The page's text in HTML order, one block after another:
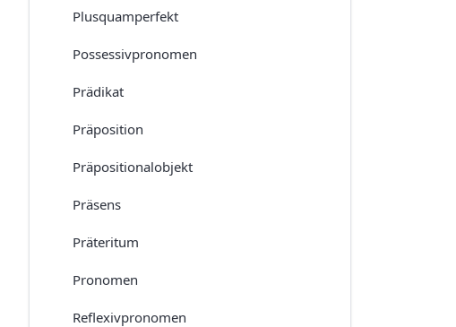
Plusquamperfekt
Possessivpronomen
Prädikat
Präposition
Präpositionalobjekt
Präsens
Präteritum
Pronomen
Reflexivpronomen